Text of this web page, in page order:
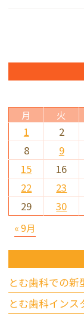
月 火
« 9月
1 2
8
9
15
16
22
23
29
30
とむ歯科インス